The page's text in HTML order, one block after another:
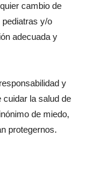
cambio de
y/o
adecuada y
y
la salud de
de miedo,
protegernos.